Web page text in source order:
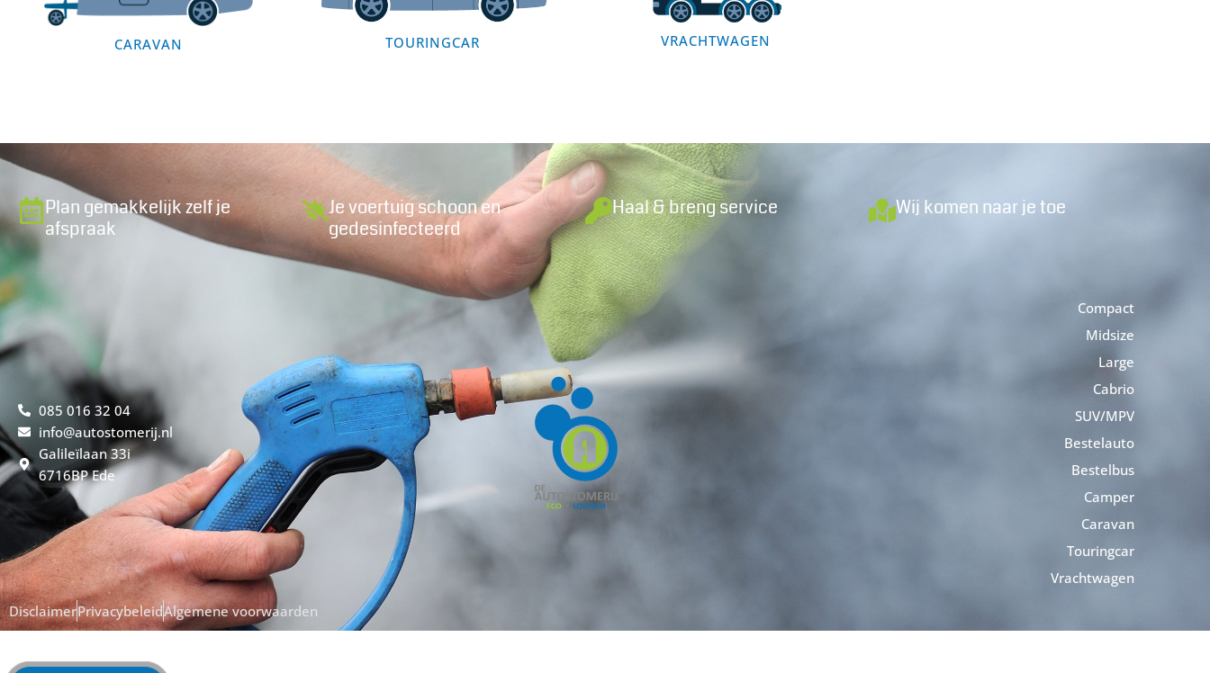
CARAVAN TOURINGCAR VRACHTWAGEN
Plan gemakkelijk zelf je
afspraak
Je voertuig schoon en
gedesinfecteerd
Haal & breng service Wij komen naar je toe
085 016 32 04
info@autostomerij.nl
Galileïlaan 33i
6716BP Ede
Compact
Midsize
Large
Cabrio
SUV/MPV
Bestelauto
Bestelbus
Camper
Caravan
Touringcar
Vrachtwagen
DisclaimerPrivacybeleidAlgemene voorwaarden